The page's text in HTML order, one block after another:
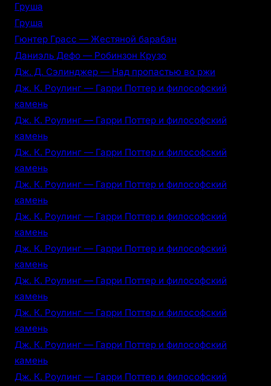
Груша
Груша
Гюнтер Грасс — Жестяной барабан
Даниэль Дефо — Робинзон Крузо
Дж. Д. Сэлинджер — Над пропастью во ржи
Дж. К. Роулинг — Гарри Поттер и философский
камень
Дж. К. Роулинг — Гарри Поттер и философский
камень
Дж. К. Роулинг — Гарри Поттер и философский
камень
Дж. К. Роулинг — Гарри Поттер и философский
камень
Дж. К. Роулинг — Гарри Поттер и философский
камень
Дж. К. Роулинг — Гарри Поттер и философский
камень
Дж. К. Роулинг — Гарри Поттер и философский
камень
Дж. К. Роулинг — Гарри Поттер и философский
камень
Дж. К. Роулинг — Гарри Поттер и философский
камень
Дж. К. Роулинг — Гарри Поттер и философский